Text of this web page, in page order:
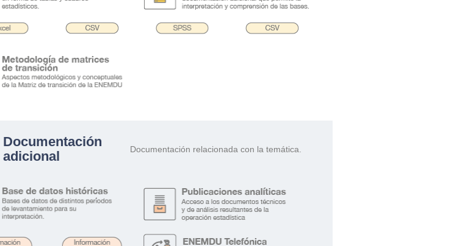
Documentación
adicional
Documentación relacionada con la temática.